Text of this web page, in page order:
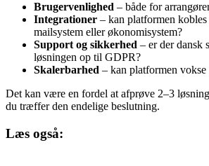
Brugervenlighed – både for
Integrationer – kan platformen
mailsystem eller økonomisystem?
Support og sikkerhed – er der dansk
løsningen op til GDPR?
Skalerbarhed – kan platformen vokse
Det kan være en fordel at afprøve 2–3
du træffer den endelige beslutning.
Læs også: